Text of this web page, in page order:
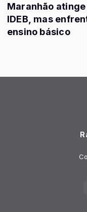
Maranhão
IDEB, mas
ensino básico